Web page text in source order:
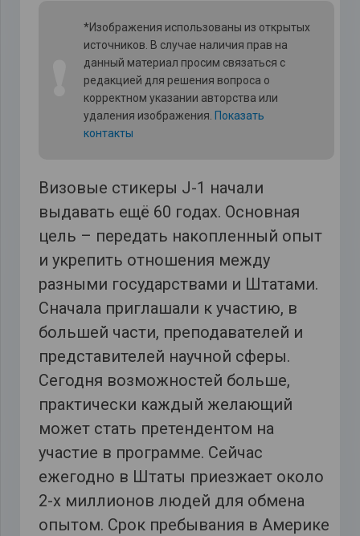
*Изображения использованы из открытых
источников. В случае наличия прав на
данный материал просим связаться с
редакцией для решения вопроса о
корректном указании авторства или
удаления изображения. Показать
контакты
Визовые стикеры J-1 начали
выдавать ещё 60 годах. Основная
цель – передать накопленный опыт
и укрепить отношения между
разными государствами и Штатами.
Сначала приглашали к участию, в
большей части, преподавателей и
представителей научной сферы.
Сегодня возможностей больше,
практически каждый желающий
может стать претендентом на
участие в программе. Сейчас
ежегодно в Штаты приезжает около
2-х миллионов людей для обмена
опытом. Срок пребывания в Америке